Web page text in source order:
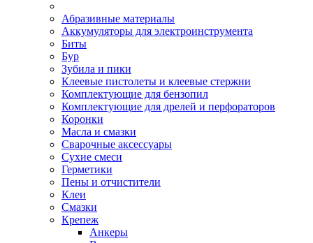
Абразивные материалы
Аккумуляторы для электроинструмента
Биты
Бур
Зубила и пики
Клеевые пистолеты и клеевые стержни
Комплектующие для бензопил
Комплектующие для дрелей и перфораторов
Коронки
Масла и смазки
Сварочные аксессуары
Сухие смеси
Герметики
Пены и отчистители
Клеи
Смазки
Крепеж
Анкеры